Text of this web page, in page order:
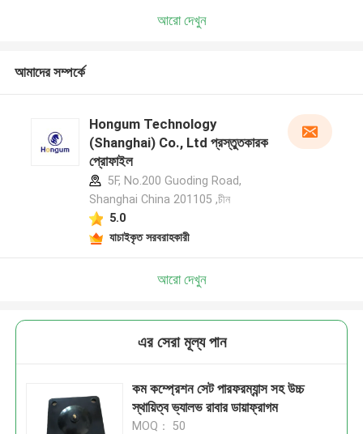
আরো দেখুন
আমাদের সম্পর্কে
Hongum Technology
(Shanghai) Co., Ltd প্রস্তুতকারক
প্রোফাইল
5F, No.200 Guoding Road,
Shanghai China 201105 ,চীন
5.0
যাচাইকৃত সরবরাহকারী
আরো দেখুন
এর সেরা মূল্য পান
কম কম্প্রেশন সেট পারফরম্যান্স সহ উচ্চ
স্থায়িত্ব ভ্যালভ রাবার ডায়াফ্রাগম
MOQ： 50